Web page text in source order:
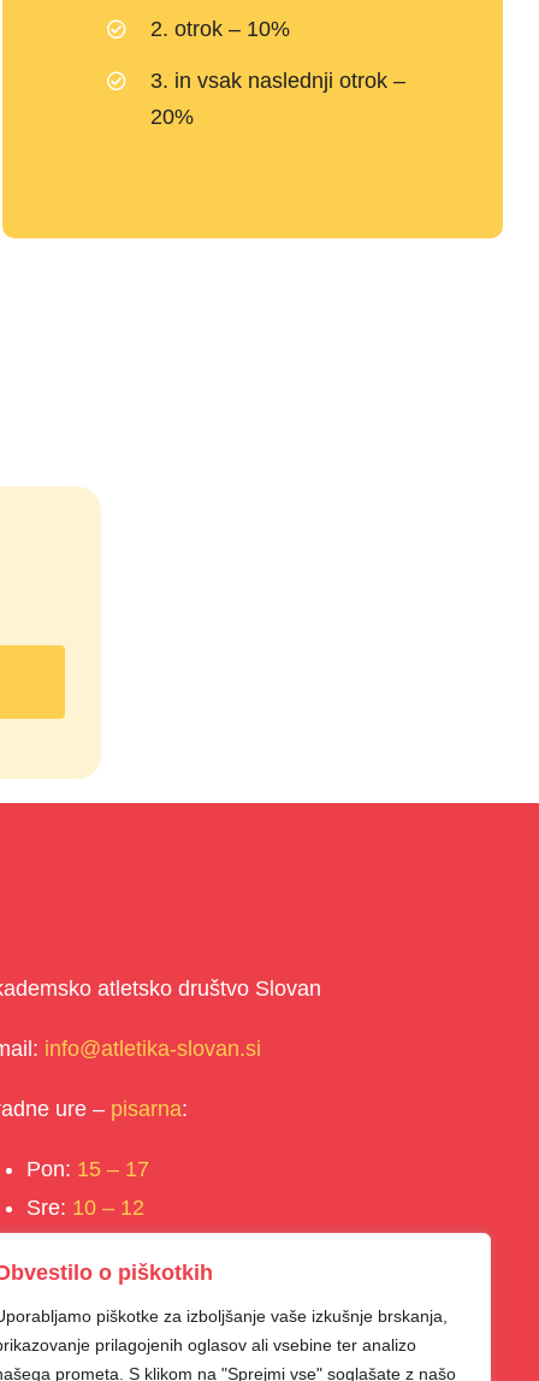
o piškotkih
piškotke za izboljšanje vaše izkušnje brskanja,
prilagojenih oglasov ali vsebine ter analizo
prometa. S klikom na "Sprejmi vse" soglašate z našo
2. otrok – 10%
3. in vsak naslednji otrok –
20%
atletsko društvo Slovan
info@atletika-slovan.si
ure – pisarna:
Pon: 15 – 17
Sre: 10 – 12